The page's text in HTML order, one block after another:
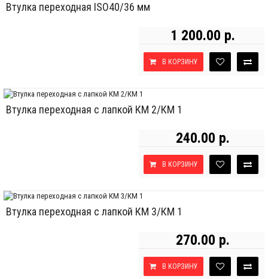
Втулка переходная ISO40/36 мм
1 200.00 р.
В КОРЗИНУ
Втулка переходная с лапкой КМ 2/КМ 1
240.00 р.
В КОРЗИНУ
Втулка переходная с лапкой КМ 3/КМ 1
270.00 р.
В КОРЗИНУ